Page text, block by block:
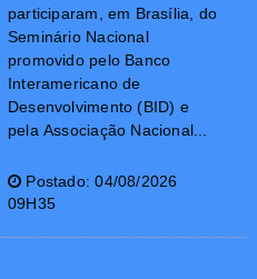
participaram, em Brasília, do
Seminário Nacional
promovido pelo Banco
Interamericano de
Desenvolvimento (BID) e
pela Associação Nacional...
Postado: 04/08/2026
09H35